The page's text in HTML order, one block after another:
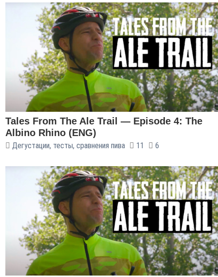
Tales From The Ale Trail — Episode 4: The
Albino Rhino (ENG)
Дегустации, тесты, сравнения пива 11 6